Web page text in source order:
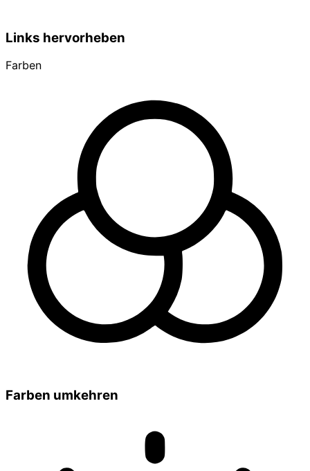
Links hervorheben
Farben
Farben umkehren